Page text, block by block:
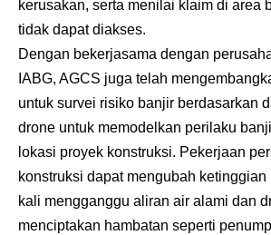
kerusakan, serta menilai klaim di area
tidak dapat diakses.
Dengan bekerjasama dengan
IABG, AGCS juga telah
untuk survei risiko banjir berdasarkan
drone untuk memodelkan perilaku
lokasi proyek konstruksi. Pekerjaan
konstruksi dapat mengubah
kali mengganggu aliran air alami dan
menciptakan hambatan seperti